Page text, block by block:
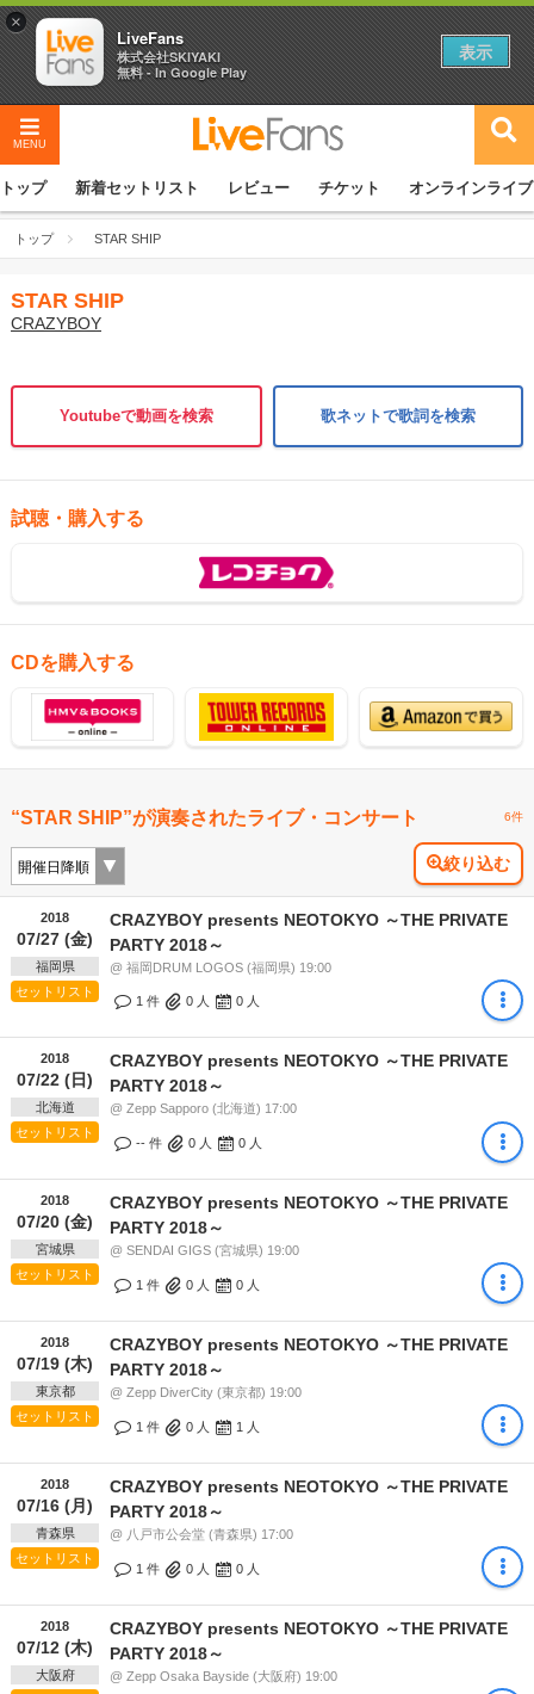
MENU
トップ 新着セットリスト レビュー チケット オンラインライブ
トップ STAR SHIP
STAR SHIP
CRAZYBOY
Youtubeで動画を検索 歌ネットで歌詞を検索
試聴・購入する
CDを購入する
“STAR SHIP”が演奏されたライブ・コンサート 6件
絞り込む
2018
07/27 (金)
福岡県
セットリスト
CRAZYBOY presents NEOTOKYO ～THE PRIVATE
PARTY 2018～
@ 福岡DRUM LOGOS (福岡県) 19:00
1 件 0 人 0 人
2018
07/22 (日)
北海道
セットリスト
CRAZYBOY presents NEOTOKYO ～THE PRIVATE
PARTY 2018～
@ Zepp Sapporo (北海道) 17:00
-- 件 0 人 0 人
2018
07/20 (金)
宮城県
セットリスト
CRAZYBOY presents NEOTOKYO ～THE PRIVATE
PARTY 2018～
@ SENDAI GIGS (宮城県) 19:00
1 件 0 人 0 人
2018
07/19 (木)
東京都
セットリスト
CRAZYBOY presents NEOTOKYO ～THE PRIVATE
PARTY 2018～
@ Zepp DiverCity (東京都) 19:00
1 件 0 人 1 人
2018
07/16 (月)
青森県
セットリスト
CRAZYBOY presents NEOTOKYO ～THE PRIVATE
PARTY 2018～
@ 八戸市公会堂 (青森県) 17:00
1 件 0 人 0 人
2018
07/12 (木)
大阪府
CRAZYBOY presents NEOTOKYO ～THE PRIVATE
PARTY 2018～
@ Zepp Osaka Bayside (大阪府) 19:00
×
LiveFans
株式会社SKIYAKI
無料 - In Google Play
表示